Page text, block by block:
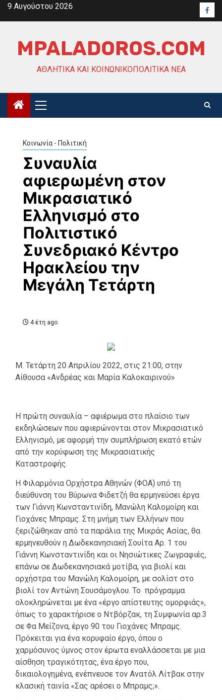
Skip9 Αυγούστου 2026
MPALADOROS.COM
ΑΘΛΗΤΙΚΆ ΚΑΙ ΚΟΙΝΩΝΙΚΟΠΟΛΙΤΙΚΆ ΝΈΑ
Primary
Menu
Κοινωνία - Πολιτική
Συναυλία
αφιερωμένη στον
Μικρασιατικό
Ελληνισμό στο
Πολιτιστικό
Συνεδριακό Κέντρο
Ηρακλείου την
Μεγάλη Τετάρτη
4 έτη ago
Μ. Τετάρτη 20 Απριλίου 2022, στις 21:00, στην
Αίθουσα «Ανδρέας και Μαρία Καλοκαιρινού»
Η πρώτη συναυλία – αφιέρωμα στο πλαίσιο των
εκδηλώσεων που αφιερώνονται στον Μικρασιατικό
Ελληνισμό, με αφορμή την συμπλήρωση εκατό ετών
από την κορύφωση της Μικρασιατικής
Καταστροφής.
Η Φιλαρμόνια Ορχήστρα Αθηνών (ΦΟΑ) υπό τη
διεύθυνση του Βύρωνα Φιδετζή θα ερμηνεύσει έργα
των Γιάννη Κωνσταντινίδη, Μανώλη Καλομοίρη και
Γιοχάνες Μπραμς. Στη μνήμη των Ελλήνων που
ξεριζώθηκαν από τα παράλια της Μικράς Ασίας, θα
ερμηνευθούν η Δωδεκανησιακή Σουίτα Αρ. 1 του
Γιάννη Κωνσταντινίδη και οι Νησιώτικες Ζωγραφιές,
επάνω σε Δωδεκανησιακά μοτίβα, για βιολί και
ορχήστρα του Μανώλη Καλομοίρη, με σολίστ στο
βιολί τον Αντώνη Σουσάμογλου. Το πρόγραμμα
ολοκληρώνεται με ένα «έργο απίστευτης ομορφιάς»,
όπως το χαρακτήρισε ο Ντβόρζακ, τη Συμφωνία αρ.3
σε Φα Mείζονα, έργο 90 του Γιοχάνες Μπραμς.
Πρόκειται για ένα κορυφαίο έργο, όπου ο
χαρμόσυνος ύμνος στον έρωτα εναλλάσσεται με μια
αίσθηση τραγικότητας, ένα έργο που,
δικαιολογημένα, ενέπνευσε τον Ανατόλ Λίτβακ στην
κλασική ταινία «Σας αρέσει ο Μπραμς;».